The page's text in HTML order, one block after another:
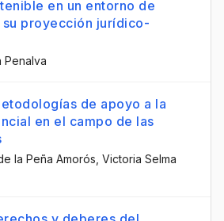
en un entorno de
proyección jurídico-
Penalva
de apoyo a la
en el campo de las
la Peña Amorós , Victoria Selma